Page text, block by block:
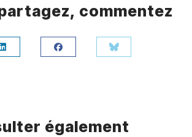
commentez
également